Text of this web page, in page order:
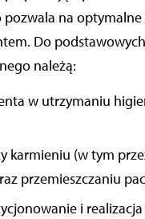
pozwala na optymalne
Do
należą:
w utrzymaniu
karmieniu (w tym
przemieszczaniu
i